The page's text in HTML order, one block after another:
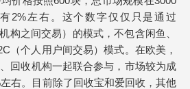
2%左右。这个数字仅仅只是通过
构之间交易）的模式，不包含闲鱼、
（个人用户间交易）模式。在欧美，
回收机构一起联合参与，市场较为成
右。目前除了回收宝和爱回收，其他